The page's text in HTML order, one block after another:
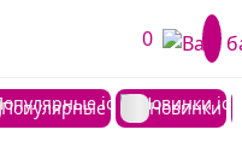
0
Популярные
Новинки